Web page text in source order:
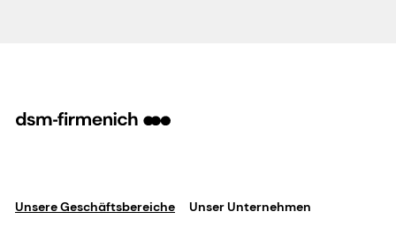
Unsere Geschäftsbereiche Unser Unternehmen